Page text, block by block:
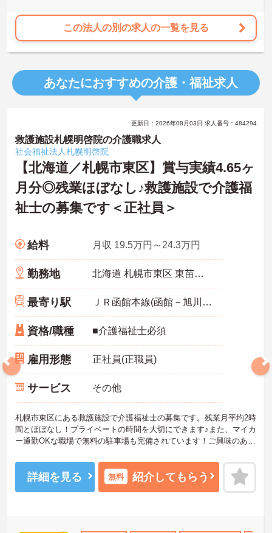
この法人の別の求人の一覧を見る
あなたにおすすめの介護・福祉求人
更新日：2026年08月03日 求人番号：484294
救護施設札幌明啓院の介護職求人
社会福祉法人札幌明啓院
【北海道／札幌市東区】賞与実績4.65ヶ
月分◎残業ほぼなし♪救護施設で介護福
祉士の募集です＜正社員＞
給料 月収 19.5万円～24.3万円
勤務地 北海道 札幌市東区 東苗穂1条3-2-11
最寄り駅 ＪＲ函館本線(函館－旭川)「苗穂駅」バス・車15分
資格/職種 ■介護福祉士必須
雇用形態 正社員(正職員)
サービス その他
札幌市東区にある救護施設で介護福祉士の募集です。残業月平均2時
間とほぼなし！プライベートの時間を大切にできます♪また、マイカ
ー通勤OKな職場で無料の駐車場も完備されています！ご興味のある
さい。
詳細を見る 無料 紹介してもらう